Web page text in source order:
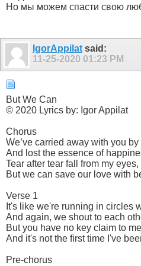
Но мы можем спасти свою
IgorAppilat said:
11-25-2020 01:23 PM
But We Can
© 2020 Lyrics by: Igor Appilat
Chorus
We’ve carried away with you by
And lost the essence of
Tear after tear fall from my eyes,
But we can save our love with
Verse 1
It's like we're running in circles
And again, we shout to each
But you have no key claim to
And it's not the first time I've
Pre-chorus